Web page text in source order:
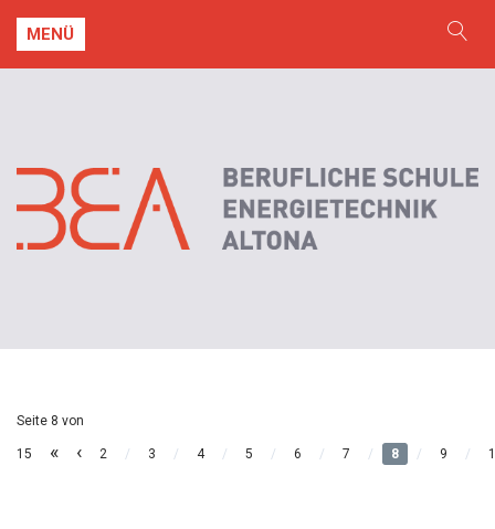
MENÜ
Seite 8 von
15 « ‹ 2 / 3 / 4 / 5 / 6 / 7 / 8 / 9 /